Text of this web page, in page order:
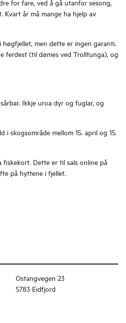
for fare, ved å gå utanfor sesong,
Kvart år må mange ha hjelp av
men dette er ingen garanti.
ferdest (til dømes ved Trolltunga), og
Ikkje uroa dyr og fuglar, og
i skogsområde mellom 15. april og 15.
fiskekort. Dette er til sals online på
på hyttene i fjellet.
Ostangvegen 23
5783 Eidfjord